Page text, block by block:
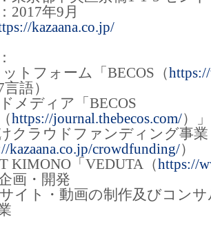
年9月
kazaana.co.jp/
トフォーム「BECOS（
語）
メディア「BECOS
https://journal.thebecos.com/）
クラウドファンディング事業
kazaana.co.jp/crowdfunding/）
KIMONO「VEDUTA（https://
画・開発
イト・動画の制作及びコン